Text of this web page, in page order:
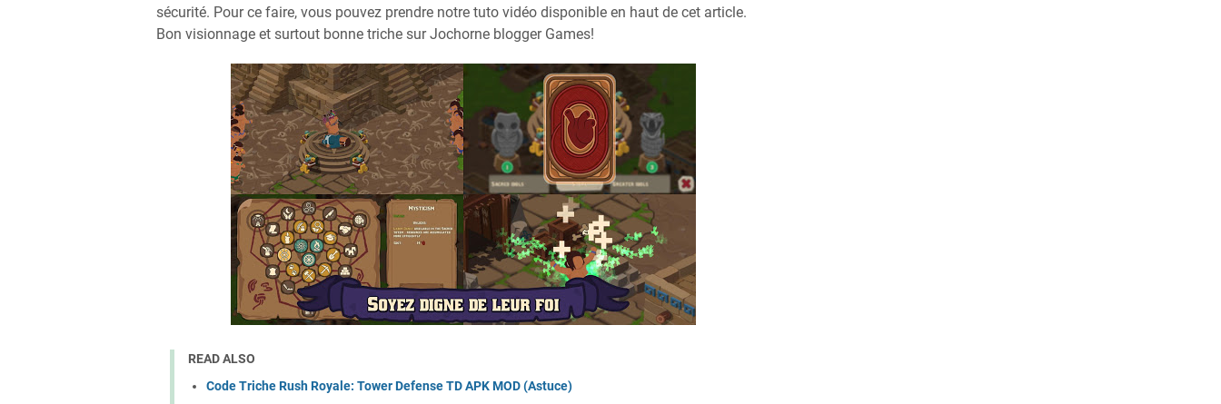
sécurité. Pour ce faire, vous pouvez prendre notre tuto vidéo disponible en haut de cet article.
Bon visionnage et surtout bonne triche sur Jochorne blogger Games!
READ ALSO
Code Triche Rush Royale: Tower Defense TD APK MOD (Astuce)